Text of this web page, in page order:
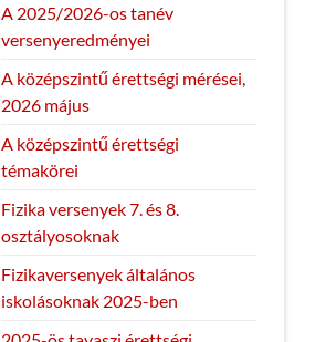
A 2025/2026-os tanév
versenyeredményei
A középszintű érettségi mérései,
2026 május
A középszintű érettségi
témakörei
Fizika versenyek 7. és 8.
osztályosoknak
Fizikaversenyek általános
iskolásoknak 2025-ben